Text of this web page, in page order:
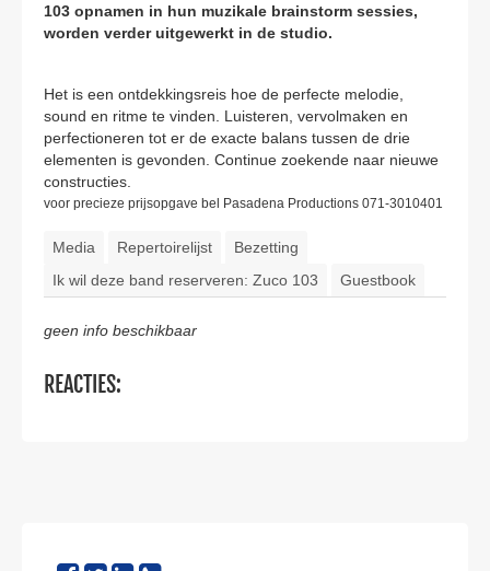
103 opnamen in hun muzikale brainstorm sessies,
worden verder uitgewerkt in de studio.
Het is een ontdekkingsreis hoe de perfecte melodie,
sound en ritme te vinden. Luisteren, vervolmaken en
perfectioneren tot er de exacte balans tussen de drie
elementen is gevonden. Continue zoekende naar nieuwe
constructies.
voor precieze prijsopgave bel Pasadena Productions 071-3010401
Media Repertoirelijst
Bezetting
Ik wil deze band reserveren: Zuco 103
Guestbook
geen info beschikbaar
REACTIES: